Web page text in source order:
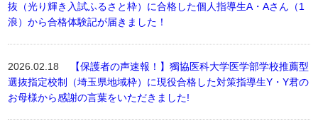
抜（光り輝き入試ふるさと枠）に合格した個人指導生A・Aさん（1
浪）から合格体験記が届きました！
2026.02.18
【保護者の声速報！】獨協医科大学医学部学校推薦型
選抜指定校制（埼玉県地域枠）に現役合格した対策指導生Y・Y君の
お母様から感謝の言葉をいただきました!